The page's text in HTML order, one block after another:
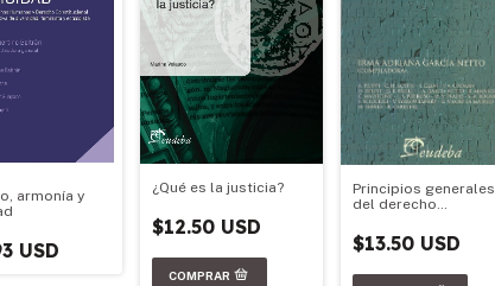
armonía y
USD
¿Qué es la justicia?
$12.50 USD
Principios generales
del derecho
$13.50 USD